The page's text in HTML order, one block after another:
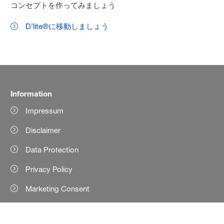
コンセプトを作ってみましょう
D’lite®に移動しましょう
Information
Impressum
Disclaimer
Data Protection
Privacy Policy
Marketing Consent